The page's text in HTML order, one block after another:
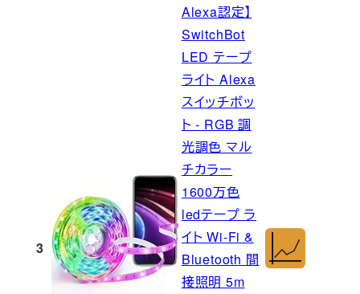
3
Alexa認定】
SwitchBot
LED テープ
ライト Alexa
スイッチボッ
ト - RGB 調
光調色 マル
チカラー
1600万色
ledテープ ラ
イト Wi-Fi &
Bluetooth 間
接照明 5m